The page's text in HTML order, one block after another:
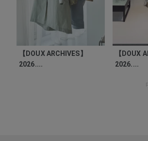
【DOUX ARCHIVES】
2026....
【DOUX
2026....